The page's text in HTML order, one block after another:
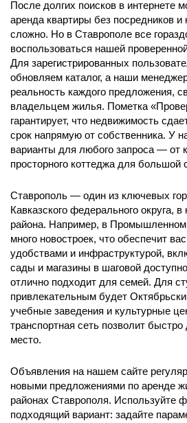
После долгих поисков в интернете
аренда квартиры без посредников
сложно. Но в Ставрополе все
воспользоваться нашей
Для зарегистрированных
обновляем каталог, а наши
реальность каждого предложения,
владельцем жилья. Пометка
гарантирует, что недвижимость
срок напрямую от собственника. У
варианты для любого запроса — от
просторного коттеджа для большой
Ставрополь — один из ключевых
Кавказского федерального округа, в
района. Например, в Промышленном
много новостроек, что обеспечит
удобствами и инфраструктурой,
сады и магазины в шаговой
отлично подходит для семей. Для
привлекательным будет
учебные заведения и культурные
транспортная сеть позволит
место.
Объявления на нашем сайте
новыми предложениями по аренде
районах Ставрополя. Используйте
подходящий вариант: задайте